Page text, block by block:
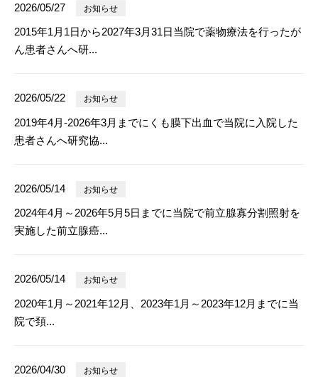
2026/05/27 お知らせ
2015年1月1日から2027年3月31日当院で薬物療法を行ったが
ん患者さんへ研...
2026/05/22 お知らせ
2019年4月-2026年3月までにくも膜下出血で当院に入院した
患者さんへ研究協...
2026/05/14 お知らせ
2024年4月～2026年5月5日までに当院で前立腺寡分割照射を
実施した前立腺癌...
2026/05/14 お知らせ
2020年1月～2021年12月、2023年1月～2023年12月までに当
院で頚...
2026/04/30 お知らせ